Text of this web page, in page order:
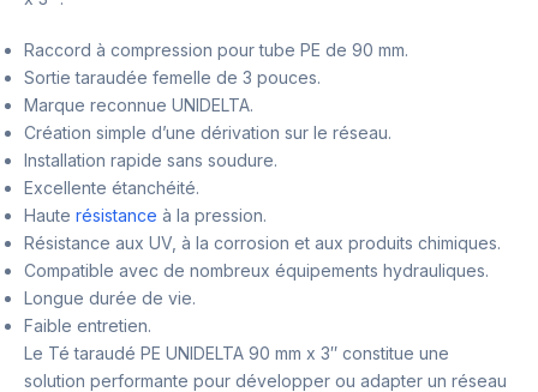
Raccord à compression pour tube PE de 90 mm.
Sortie taraudée femelle de 3 pouces.
Marque reconnue UNIDELTA.
Création simple d’une dérivation sur le réseau.
Installation rapide sans soudure.
Excellente étanchéité.
Haute résistance à la pression.
Résistance aux UV, à la corrosion et aux produits chimiques.
Compatible avec de nombreux équipements hydrauliques.
Longue durée de vie.
Faible entretien.
Le Té taraudé PE UNIDELTA 90 mm x 3″ constitue une
solution performante pour développer ou adapter un réseau